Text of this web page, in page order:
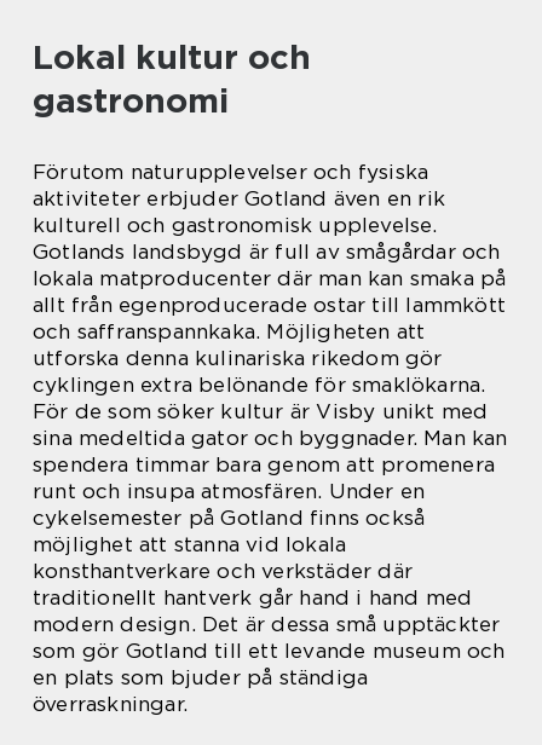
Lokal kultur och
gastronomi
Förutom naturupplevelser och fysiska
aktiviteter erbjuder Gotland även en rik
kulturell och gastronomisk upplevelse.
Gotlands landsbygd är full av smågårdar och
lokala matproducenter där man kan smaka på
allt från egenproducerade ostar till lammkött
och saffranspannkaka. Möjligheten att
utforska denna kulinariska rikedom gör
cyklingen extra belönande för smaklökarna.
För de som söker kultur är Visby unikt med
sina medeltida gator och byggnader. Man kan
spendera timmar bara genom att promenera
runt och insupa atmosfären. Under en
cykelsemester på Gotland finns också
möjlighet att stanna vid lokala
konsthantverkare och verkstäder där
traditionellt hantverk går hand i hand med
modern design. Det är dessa små upptäckter
som gör Gotland till ett levande museum och
en plats som bjuder på ständiga
överraskningar.